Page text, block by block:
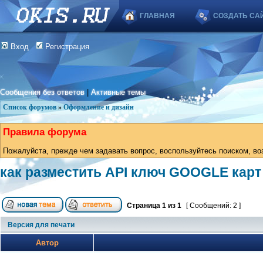
ГЛАВНАЯ СОЗДАТЬ
Вход Регистрация
Сообщения без ответов |Активные темы
Список форумов » Оформление и дизайн
Правила форума
Пожалуйста, прежде чем задавать вопрос, воспользуйтесь поиском,
как разместить API ключ GOOGLE карт
Страница 1 из 1 [ Сообщений: 2 ]
Версия для печати
Автор